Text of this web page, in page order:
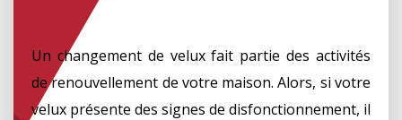
Un changement de velux fait partie des activités
de renouvellement de votre maison. Alors, si votre
velux présente des signes de disfonctionnement, il